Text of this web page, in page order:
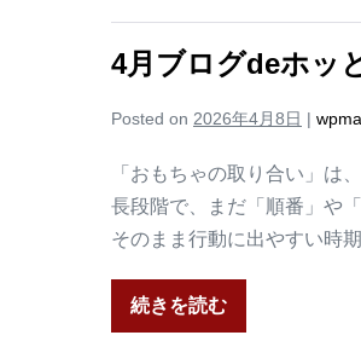
4月ブログdeホッ
Posted on 2026年4月8日 |
「おもちゃの取り合い」は
長段階で、まだ「順番」や
そのまま行動に出やすい時
続きを読む